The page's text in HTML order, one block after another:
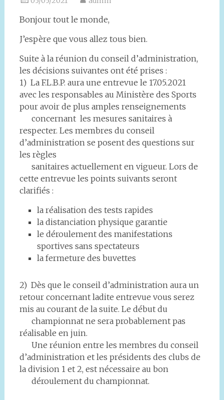
Bonjour tout le monde,
J’espère que vous allez tous bien.
Suite à la réunion du conseil d’administration,
les décisions suivantes ont été prises :
1) La F.L.B.P. aura une entrevue le 17.05.2021
avec les responsables au Ministère des Sports
pour avoir de plus amples renseignements
concernant les mesures sanitaires à
respecter. Les membres du conseil
d’administration se posent des questions sur
les règles
sanitaires actuellement en vigueur. Lors de
cette entrevue les points suivants seront
clarifiés :
la réalisation des tests rapides
la distanciation physique garantie
le déroulement des manifestations
sportives sans spectateurs
la fermeture des buvettes
2) Dès que le conseil d’administration aura un
retour concernant ladite entrevue vous serez
mis au courant de la suite. Le début du
championnat ne sera probablement pas
réalisable en juin.
Une réunion entre les membres du conseil
d’administration et les présidents des clubs de
la division 1 et 2, est nécessaire au bon
déroulement du championnat.